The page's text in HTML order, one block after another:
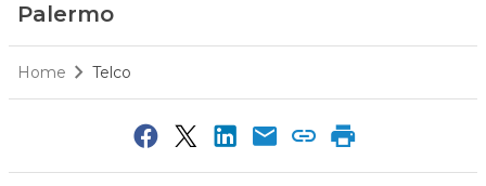
Palermo
Home Telco